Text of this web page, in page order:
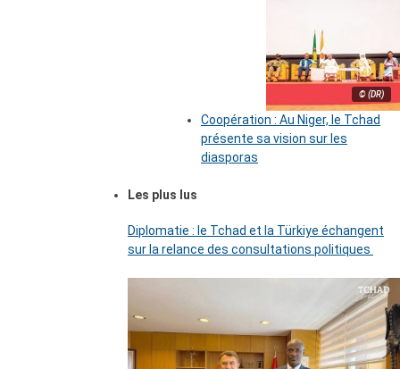
© (DR)
Coopération : Au Niger, le Tchad
présente sa vision sur les
diasporas
Les plus lus
Diplomatie : le Tchad et la Türkiye échangent
sur la relance des consultations politiques